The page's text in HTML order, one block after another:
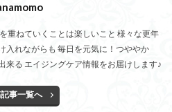
重ねていくことは楽しいこと 様々な更年
入れながらも 毎日を元気に！つややか
来る エイジングケア情報をお届けします♪
事一覧へ